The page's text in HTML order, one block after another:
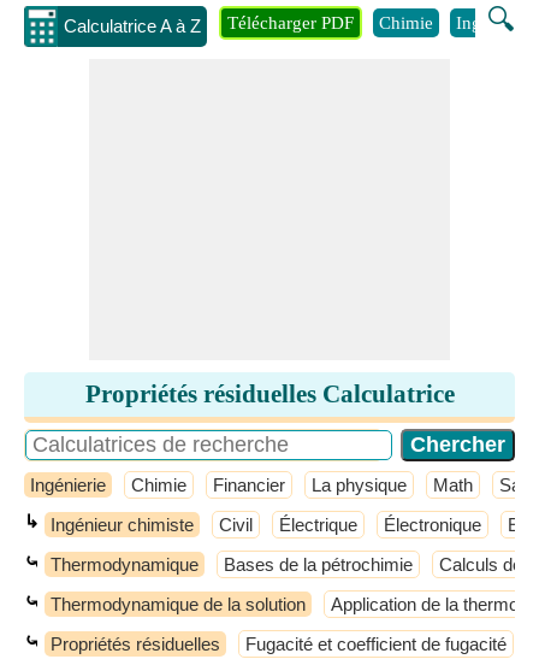
Calculatrice A à Z 🔍
Télécharger PDF Chimie Ingénierie
Propriétés résiduelles Calculatrice
Ingénierie Chimie Financier La physique Math
↳ Ingénieur chimiste Civil Électrique Électronique
⤿ Thermodynamique Bases de la pétrochimie Calculs de
⤿ Thermodynamique de la solution Application de la
⤿ Propriétés résiduelles Fugacité et coefficient de fugacité